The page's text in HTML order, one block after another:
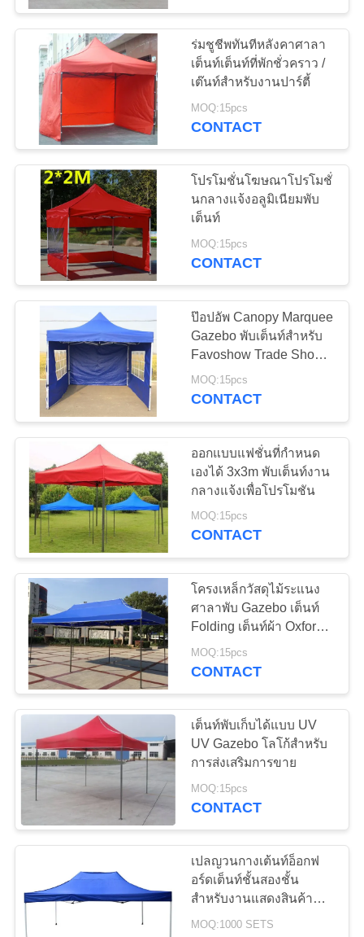
ติดต่อ
แผนผัง
เว็บไซต์
PRIVACY
POLICY
PVC Tarpaulin ผ้า
PE Tarpaulin Sheet
ผ้าขนหนูชาครัว
30
เต็นท์ Yurt มองโกเลีย
22
กองทัพทหารเต็นท์
ร่มชูชีพทันทีหลังคาศาลา
เต็นท์เต็นท์ที่พักชั่วคราว /
เต๊นท์สำหรับงานปาร์ตี้
MOQ:15pcs
CONTACT
โปรโมชั่นโฆษณาโปรโมชั่
นกลางแจ้งอลูมิเนียมพับ
เต็นท์
MOQ:15pcs
CONTACT
ป๊อปอัพ Canopy Marquee
Gazebo พับเต็นท์สำหรับ
Favoshow Trade Show
Beach โฆษณา
MOQ:15pcs
CONTACT
ออกแบบแฟชั่นที่กำหนด
เองได้ 3x3m พับเต็นท์งาน
กลางแจ้งเพื่อโปรโมชัน
MOQ:15pcs
CONTACT
โครงเหล็กวัสดุไม้ระแนง
ศาลาพับ Gazebo เต็นท์
Folding เต็นท์ผ้า Oxford /
ป๊อปอัพ
MOQ:15pcs
CONTACT
เต็นท์พับเก็บได้แบบ UV
UV Gazebo โลโก้สำหรับ
การส่งเสริมการขาย
MOQ:15pcs
CONTACT
เปลญวนกางเต้นท์อ็อกฟ
อร์ดเต็นท์ชั้นสองชั้น
สำหรับงานแสดงสินค้า
ทางการค้า
MOQ:1000 SETS